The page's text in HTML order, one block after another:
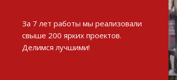
За 7 лет работы мы реализовали
свыше 200 ярких проектов.
Делимся лучшими!